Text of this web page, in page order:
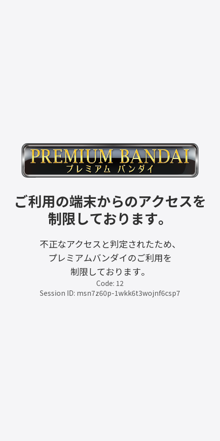
ご利用の端末からのアクセスを
制限しております。
不正なアクセスと判定されたため、
プレミアムバンダイのご利用を
制限しております。
Code: 12
Session ID: msn7z60p-1wkk6t3wojnf6csp7